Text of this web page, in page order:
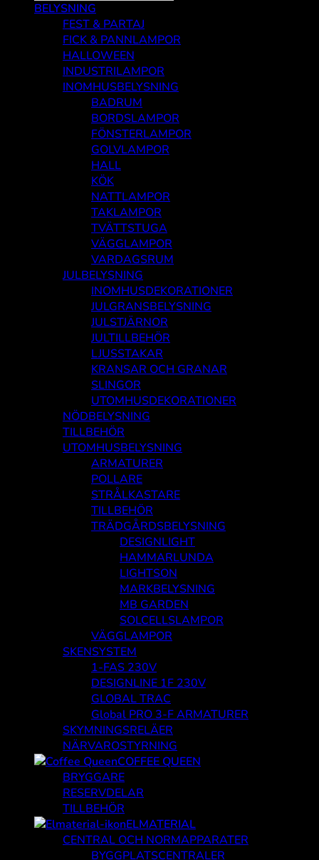
BELYSNING
FEST & PARTAJ
FICK & PANNLAMPOR
HALLOWEEN
INDUSTRILAMPOR
INOMHUSBELYSNING
BADRUM
BORDSLAMPOR
FÖNSTERLAMPOR
GOLVLAMPOR
HALL
KÖK
NATTLAMPOR
TAKLAMPOR
TVÄTTSTUGA
VÄGGLAMPOR
VARDAGSRUM
JULBELYSNING
INOMHUSDEKORATIONER
JULGRANSBELYSNING
JULSTJÄRNOR
JULTILLBEHÖR
LJUSSTAKAR
KRANSAR OCH GRANAR
SLINGOR
UTOMHUSDEKORATIONER
NÖDBELYSNING
TILLBEHÖR
UTOMHUSBELYSNING
ARMATURER
POLLARE
STRÅLKASTARE
TILLBEHÖR
TRÄDGÅRDSBELYSNING
DESIGNLIGHT
HAMMARLUNDA
LIGHTSON
MARKBELYSNING
MB GARDEN
SOLCELLSLAMPOR
VÄGGLAMPOR
SKENSYSTEM
1-FAS 230V
DESIGNLINE 1F 230V
GLOBAL TRAC
Global PRO 3-F ARMATURER
SKYMNINGSRELÄER
NÄRVAROSTYRNING
COFFEE QUEEN
BRYGGARE
RESERVDELAR
TILLBEHÖR
ELMATERIAL
CENTRAL OCH NORMAPPARATER
BYGGPLATSCENTRALER